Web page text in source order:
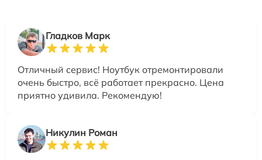
Гладков Марк
Отличный сервис! Ноутбук отремонтировали
очень быстро, всё работает прекрасно. Цена
приятно удивила. Рекомендую!
Никулин Роман